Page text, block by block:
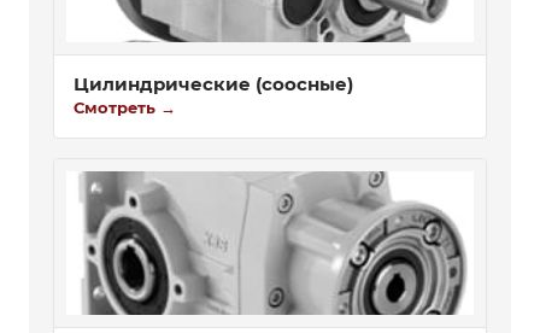
Цилиндрические (соосные)
Смотреть →